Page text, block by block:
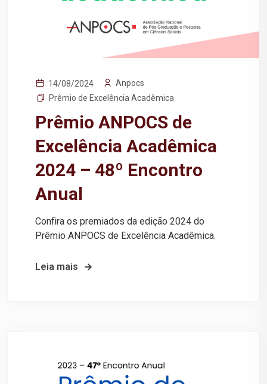
14/08/2024
Anpocs
Prêmio de Excelência Acadêmica
Prêmio ANPOCS de
Excelência Acadêmica
2024 – 48º Encontro
Anual
Confira os premiados da edição 2024 do
Prêmio ANPOCS de Excelência Acadêmica.
Leia mais